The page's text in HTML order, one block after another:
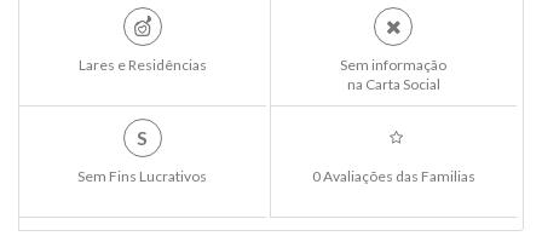
Lares e Residências
Sem informação
na Carta Social
S
Sem Fins Lucrativos 0 Avaliações das Familias